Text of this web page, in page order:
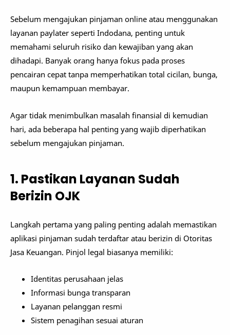
Sebelum mengajukan pinjaman online atau menggunakan
layanan paylater seperti Indodana, penting untuk
memahami seluruh risiko dan kewajiban yang akan
dihadapi. Banyak orang hanya fokus pada proses
pencairan cepat tanpa memperhatikan total cicilan, bunga,
maupun kemampuan membayar.
Agar tidak menimbulkan masalah finansial di kemudian
hari, ada beberapa hal penting yang wajib diperhatikan
sebelum mengajukan pinjaman.
1. Pastikan Layanan Sudah
Berizin OJK
Langkah pertama yang paling penting adalah memastikan
aplikasi pinjaman sudah terdaftar atau berizin di Otoritas
Jasa Keuangan. Pinjol legal biasanya memiliki:
Identitas perusahaan jelas
Informasi bunga transparan
Layanan pelanggan resmi
Sistem penagihan sesuai aturan